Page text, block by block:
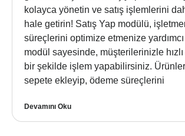
kolayca yönetin ve satış işlemlerini
hale getirin! Satış Yap modülü,
süreçlerini optimize etmenize
modül sayesinde, müşterilerinizle
bir şekilde işlem yapabilirsiniz.
sepete ekleyip, ödeme süreçlerini
Devamını Oku